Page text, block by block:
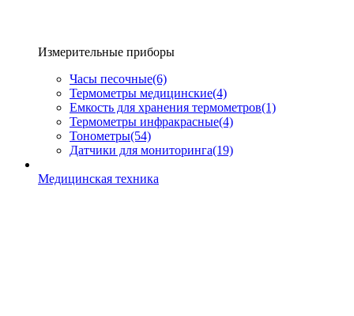
Измерительные приборы
Часы песочные(6)
Термометры медицинские(4)
Емкость для хранения термометров(1)
Термометры инфракрасные(4)
Тонометры(54)
Датчики для мониторинга(19)
Медицинская техника